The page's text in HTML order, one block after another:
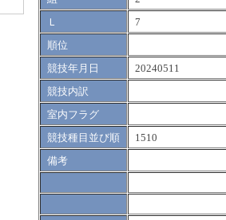
Ｌ
7
順位
競技年月日
20240511
競技内訳
室内フラグ
競技種目並び順
1510
備考